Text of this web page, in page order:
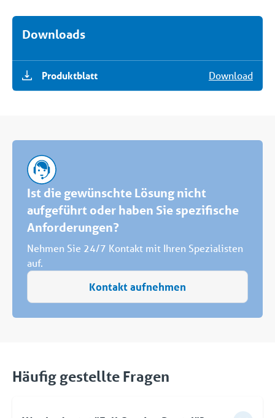
Downloads
Produktblatt Download
Ist die gewünschte Lösung nicht
aufgeführt oder haben Sie spezifische
Anforderungen?
Nehmen Sie 24/7 Kontakt mit Ihren Spezialisten
auf.
Kontakt aufnehmen
Häufig gestellte Fragen